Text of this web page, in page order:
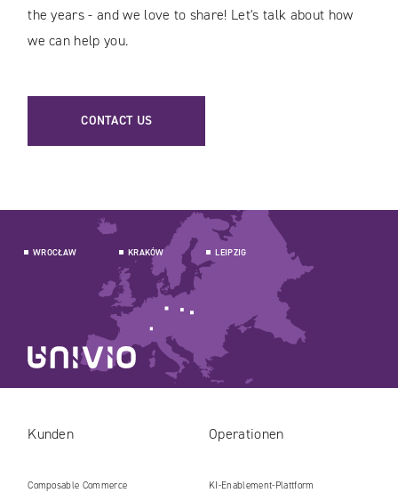
the years - and we love to share! Let's talk about how
we can help you.
CONTACT US
WROCŁAW KRAKÓW LEIPZIG
Kunden
Composable Commerce
Operationen
KI-Enablement-Plattform